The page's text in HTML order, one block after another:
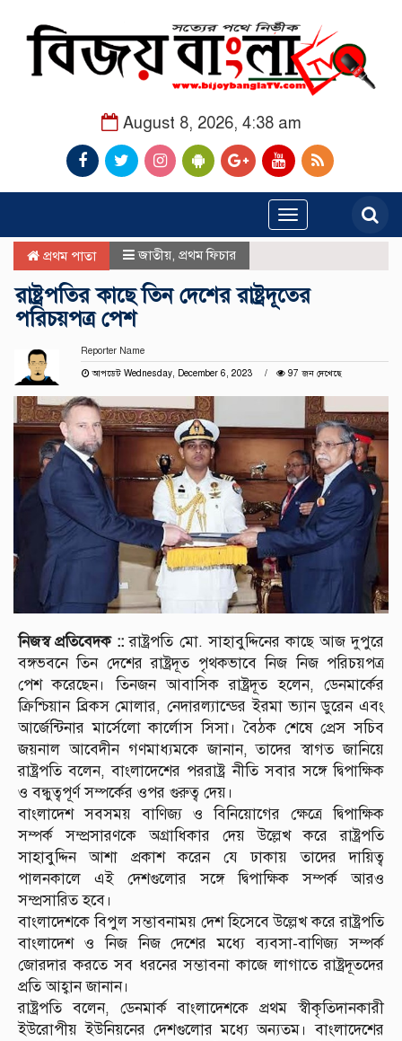
August 8, 2026, 4:38 am
Toggle
navigation
প্রথম পাতা জাতীয় প্রথম ফিচার
রাষ্ট্রপতির কাছে তিন দেশের রাষ্ট্রদূতের
পরিচয়পত্র পেশ
Reporter Name
আপডেট Wednesday, December 6, 2023
97 জন দেখেছে
নিজস্ব প্রতিবেদক ::রাষ্ট্রপতি মো. সাহাবুদ্দিনের কাছে আজ দুপুরে
বঙ্গভবনে তিন দেশের রাষ্ট্রদূত পৃথকভাবে নিজ নিজ পরিচয়পত্র
পেশ করেছেন। তিনজন আবাসিক রাষ্ট্রদূত হলেন, ডেনমার্কের
ক্রিশ্চিয়ান ব্রিকস মোলার, নেদারল্যান্ডের ইরমা ভ্যান ডুরেন এবং
আর্জেন্টিনার মার্সেলো কার্লোস সিসা। বৈঠক শেষে প্রেস সচিব
জয়নাল আবেদীন গণমাধ্যমকে জানান, তাদের স্বাগত জানিয়ে
রাষ্ট্রপতি বলেন, বাংলাদেশের পররাষ্ট্র নীতি সবার সঙ্গে দ্বিপাক্ষিক
ও বন্ধুত্বপূর্ণ সম্পর্কের ওপর গুরুত্ব দেয়।
বাংলাদেশ সবসময় বাণিজ্য ও বিনিয়োগের ক্ষেত্রে দ্বিপাক্ষিক
সম্পর্ক সম্প্রসারণকে অগ্রাধিকার দেয় উল্লেখ করে রাষ্ট্রপতি
সাহাবুদ্দিন আশা প্রকাশ করেন যে ঢাকায় তাদের দায়িত্ব
পালনকালে এই দেশগুলোর সঙ্গে দ্বিপাক্ষিক সম্পর্ক আরও
সম্প্রসারিত হবে।
বাংলাদেশকে বিপুল সম্ভাবনাময় দেশ হিসেবে উল্লেখ করে রাষ্ট্রপতি
বাংলাদেশ ও নিজ নিজ দেশের মধ্যে ব্যবসা-বাণিজ্য সম্পর্ক
জোরদার করতে সব ধরনের সম্ভাবনা কাজে লাগাতে রাষ্ট্রদূতদের
প্রতি আহ্বান জানান।
রাষ্ট্রপতি বলেন, ডেনমার্ক বাংলাদেশকে প্রথম স্বীকৃতিদানকারী
ইউরোপীয় ইউনিয়নের দেশগুলোর মধ্যে অন্যতম। বাংলাদেশের